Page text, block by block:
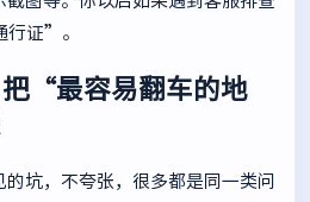
行证”。
“最容易翻车的地
坑，不夸张，很多都是同一类问